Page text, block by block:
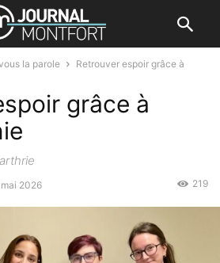
la parole
Retrouver espoir grâce à
grâce à
2026 219